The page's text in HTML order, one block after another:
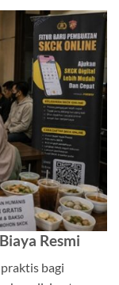
Resmi
bagi